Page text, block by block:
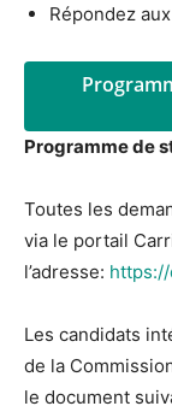
Répondez
Programme de
Toutes les
via le portail
l’adresse:
Les candidats
de la
le document